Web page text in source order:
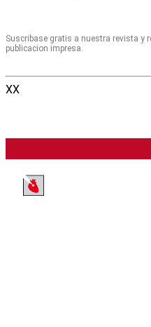
Suscribase gratis a nuestra revista y
publicacion impresa.
XX